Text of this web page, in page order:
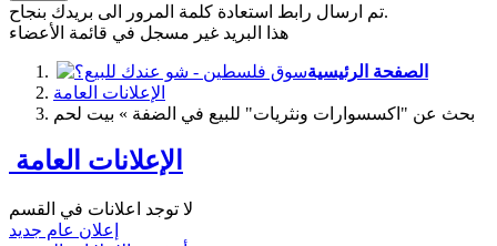
تم ارسال رابط استعادة كلمة المرور الى بريدك بنجاح.
هذا البريد غير مسجل في قائمة الأعضاء
الصفحة الرئيسية
الإعلانات العامة
بحث عن "اكسسوارات ونثريات" للبيع في الضفة » بيت لحم
الإعلانات العامة
لا توجد اعلانات في القسم
إعلان عام جديد